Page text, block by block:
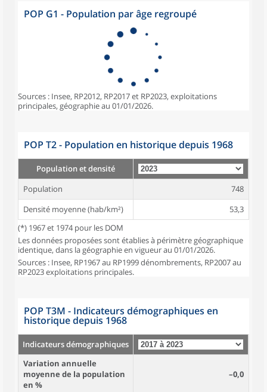
POP G1 - Population par âge regroupé
Sources : Insee, RP2012, RP2017 et RP2023, exploitations
principales, géographie au 01/01/2026.
POP T2 - Population en historique depuis 1968
Population et densité
Population
748
Densité moyenne (hab/km²)
53,3
(*) 1967 et 1974 pour les DOM
Les données proposées sont établies à périmètre géographique
identique, dans la géographie en vigueur au 01/01/2026.
Sources : Insee, RP1967 au RP1999 dénombrements, RP2007 au
RP2023 exploitations principales.
POP T3M - Indicateurs démographiques en
historique depuis 1968
Indicateurs démographiques
Variation annuelle
moyenne de la population
en %
–0,0